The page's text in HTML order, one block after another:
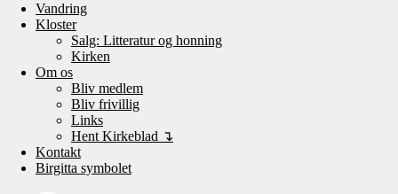
Vandring
Kloster
Salg: Litteratur og honning
Kirken
Om os
Bliv medlem
Bliv frivillig
Links
Hent Kirkeblad ↴
Kontakt
Birgitta symbolet